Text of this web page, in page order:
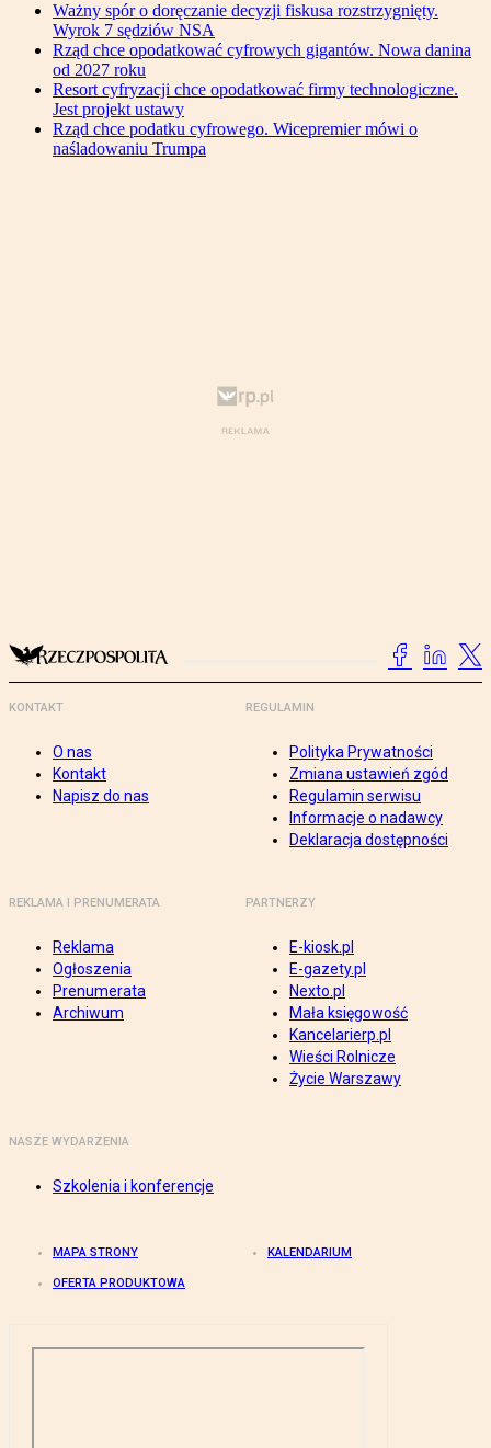
Ważny spór o doręczanie decyzji fiskusa rozstrzygnięty.
Wyrok 7 sędziów NSA
Rząd chce opodatkować cyfrowych gigantów. Nowa danina
od 2027 roku
Resort cyfryzacji chce opodatkować firmy technologiczne.
Jest projekt ustawy
Rząd chce podatku cyfrowego. Wicepremier mówi o
naśladowaniu Trumpa
KONTAKT
O nas
Kontakt
Napisz do nas
REGULAMIN
Polityka Prywatności
Zmiana ustawień zgód
Regulamin serwisu
Informacje o nadawcy
Deklaracja dostępności
REKLAMA I PRENUMERATA
Reklama
Ogłoszenia
Prenumerata
Archiwum
PARTNERZY
E-kiosk.pl
E-gazety.pl
Nexto.pl
Mała księgowość
Kancelarierp.pl
Wieści Rolnicze
Życie Warszawy
NASZE WYDARZENIA
Szkolenia i konferencje
MAPA STRONY KALENDARIUM
OFERTA PRODUKTOWA